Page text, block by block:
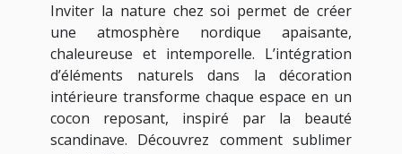
Inviter la nature chez soi permet de créer
une atmosphère nordique apaisante,
chaleureuse et intemporelle. L’intégration
d’éléments naturels dans la décoration
intérieure transforme chaque espace en un
cocon reposant, inspiré par la beauté
scandinave. Découvrez comment sublimer